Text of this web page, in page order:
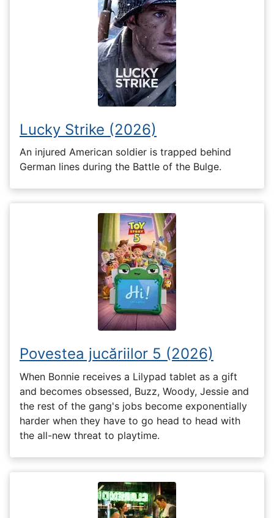
Lucky Strike (2026)
An injured American soldier is trapped behind
German lines during the Battle of the Bulge.
Povestea jucăriilor 5 (2026)
When Bonnie receives a Lilypad tablet as a gift
and becomes obsessed, Buzz, Woody, Jessie and
the rest of the gang's jobs become exponentially
harder when they have to go head to head with
the all-new threat to playtime.